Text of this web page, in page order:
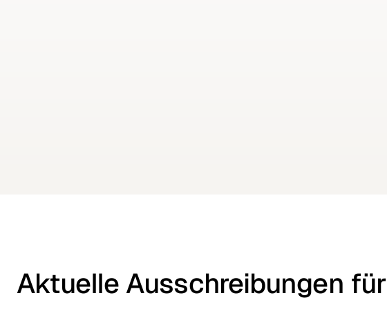
Aktuelle Ausschreibungen für